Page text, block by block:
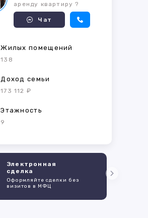
аренду квартиру ?
Чат
Жилых помещений
138
Доход семьи
173 112 ₽
Этажность
9
Электронная
сделка
Оформляйте сделки без
визитов в МФЦ